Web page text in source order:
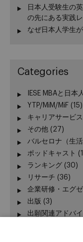
日本人受験生の
の先にある実践
なぜ日本人学生
Categories
IESE MBAと日本
YTP/MiM/MiF (15)
キャリアサービス
その他 (27)
バルセロナ（生
ポッドキャスト
ランキング (30)
リサーチ (36)
企業研修・エグ
出版 (3)
出願関連アドバ